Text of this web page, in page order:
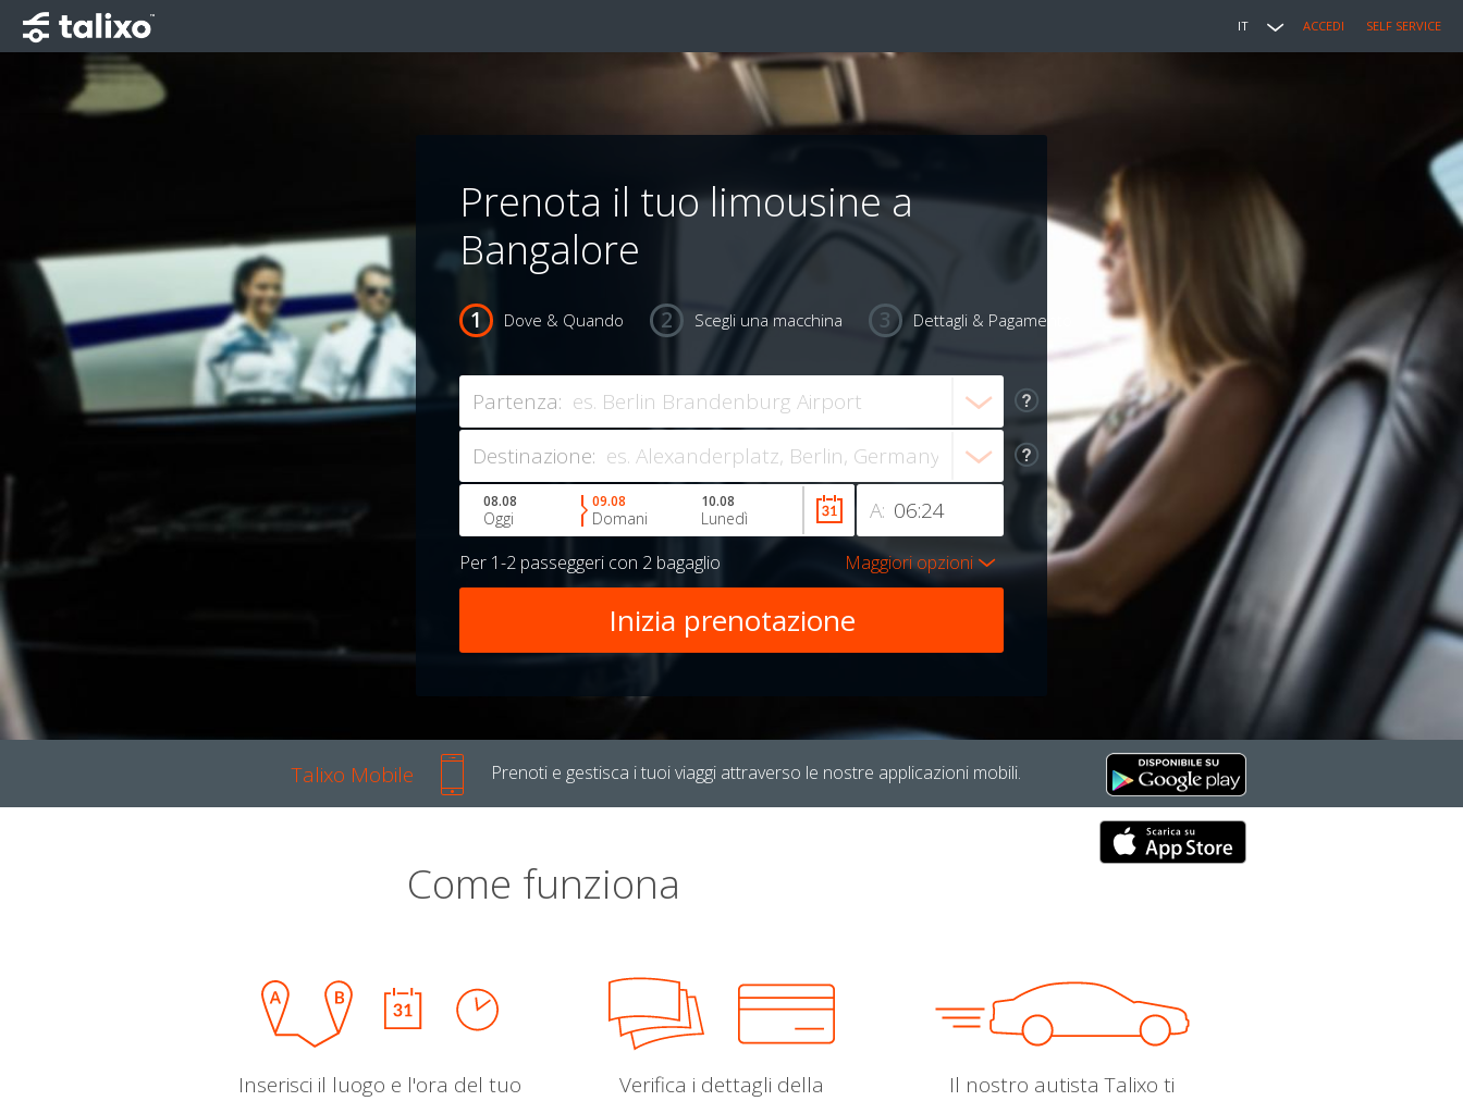
IT ACCEDI SELF SERVICE
Prenota il tuo limousine a
Bangalore
Dove & Quando Scegli una macchina Dettagli & Pagamento
Partenza:
Destinazione:
A:
08.08
Oggi
09.08
Domani
10.08
Lunedì
Per 1-2 passeggeri con 2 bagaglio Maggiori opzioni
Talixo Mobile Prenoti e gestisca i tuoi viaggi attraverso le nostre applicazioni mobili.
Come funziona
Inserisci il luogo e l'ora del tuo
Verifica i dettagli della
Il nostro autista Talixo ti